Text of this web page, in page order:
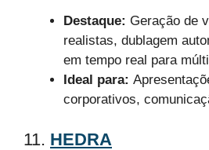
Destaque: Geração de
realistas, dublagem
em tempo real para
Ideal para:
corporativos,
11. HEDRA